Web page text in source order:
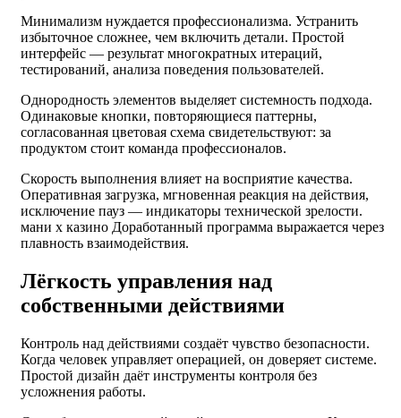
Минимализм нуждается профессионализма. Устранить
избыточное сложнее, чем включить детали. Простой
интерфейс — результат многократных итераций,
тестирований, анализа поведения пользователей.
Однородность элементов выделяет системность подхода.
Одинаковые кнопки, повторяющиеся паттерны,
согласованная цветовая схема свидетельствуют: за
продуктом стоит команда профессионалов.
Скорость выполнения влияет на восприятие качества.
Оперативная загрузка, мгновенная реакция на действия,
исключение пауз — индикаторы технической зрелости.
мани х казино Доработанный программа выражается через
плавность взаимодействия.
Лёгкость управления над
собственными действиями
Контроль над действиями создаёт чувство безопасности.
Когда человек управляет операцией, он доверяет системе.
Простой дизайн даёт инструменты контроля без
усложнения работы.